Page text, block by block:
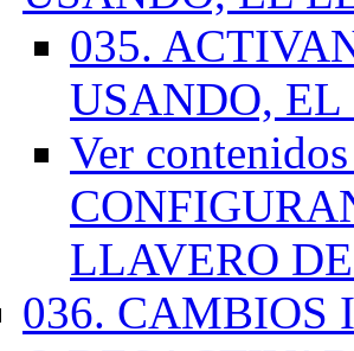
035.
USANDO,
Ver
LLAVERO
036. CAMBIOS